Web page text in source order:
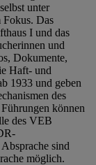
unter
Fokus. Das
I und das
und
Dokumente,
Haft- und
1933 und geben
des
können
des VEB
sind
möglich.